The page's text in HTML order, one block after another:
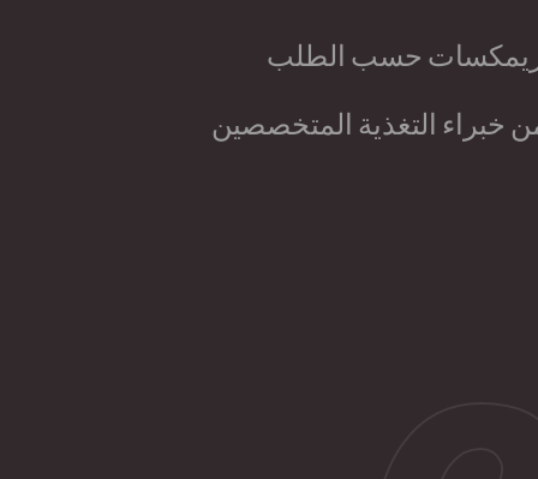
حسب الطلب
خبراء التغذية المتخصصين